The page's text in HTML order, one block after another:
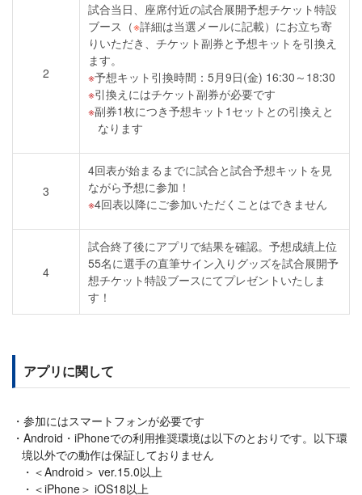
2
試合当日、座席付近の試合展開予想チケット特設
ブース（※詳細は当選メールに記載）にお立ち寄
りいただき、チケット副券と予想キットを引換え
ます。
予想キット引換時間：5月9日(金) 16:30～18:30
引換えにはチケット副券が必要です
副券1枚につき予想キット1セットとの引換えと
なります
3
4回表が始まるまでに試合と試合予想キットを見
ながら予想に参加！
4回表以降にご参加いただくことはできません
4
試合終了後にアプリで結果を確認。予想成績上位
55名に選手の直筆サイン入りグッズを試合展開予
想チケット特設ブースにてプレゼントいたしま
す！
アプリに関して
参加にはスマートフォンが必要です
Android・iPhoneでの利用推奨環境は以下のとおりです。以下環
境以外での動作は保証しておりません
＜Android＞ ver.15.0以上
＜iPhone＞ iOS18以上